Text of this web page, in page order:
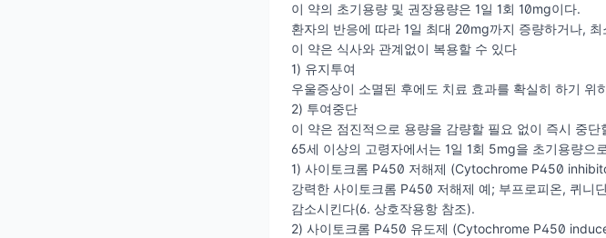
이 약의 초기용량 및 권장용량은 1일 1회 10mg이다.
환자의 반응에 따라 1일 최대 20mg까지 증량하거나,
이 약은 식사와 관계없이 복용할 수 있다
1) 유지투여
우울증상이 소멸된 후에도 치료 효과를 확실히 하기 위
2) 투여중단
이 약은 점진적으로 용량을 감량할 필요 없이 즉시 중단
65세 이상의 고령자에서는 1일 1회 5mg을 초기용량으
1) 사이토크롬 P450 저해제 (Cytochrome P450
강력한 사이토크롬 P450 저해제 예; 부프로피온, 퀴니
감소시킨다(6. 상호작용항 참조).
2) 사이토크롬 P450 유도제 (Cytochrome P450